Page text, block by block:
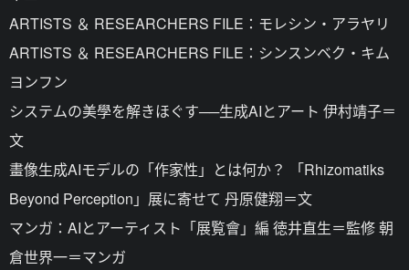
ARTISTS ＆ RESEARCHERS FILE：モレシン・アラヤリ
ARTISTS ＆ RESEARCHERS FILE：シンスンベク・キム
ヨンフン
システムの美學を解きほぐす──生成AIとアート 伊村靖子＝
文
畫像生成AIモデルの「作家性」とは何か？ 「Rhizomatiks
Beyond Perception」展に寄せて 丹原健翔＝文
マンガ：AIとアーティスト「展覧會」編 徳井直生＝監修 朝
倉世界一＝マンガ